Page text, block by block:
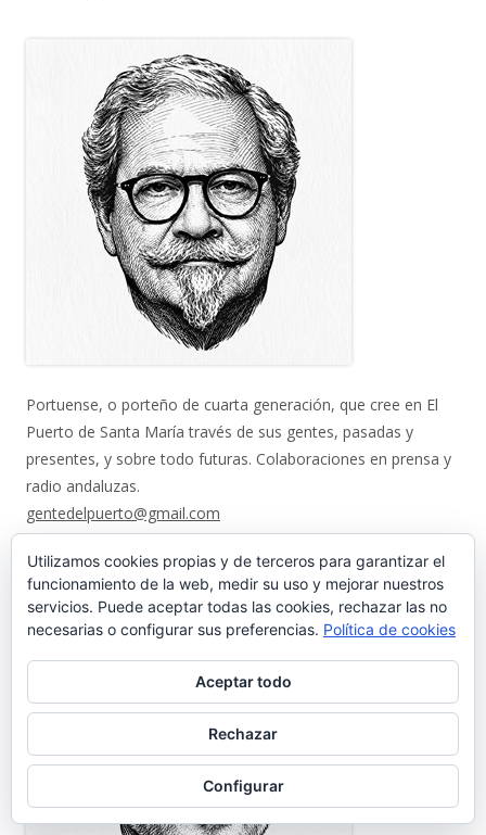
Portuense, o porteño de cuarta generación, que cree en El
Puerto de Santa María través de sus gentes, pasadas y
presentes, y sobre todo futuras. Colaboraciones en prensa y
radio andaluzas.
gentedelpuerto@gmail.com
----
Editor: José Luis Fernández Fuillerat
Utilizamos cookies propias y de terceros para garantizar el
funcionamiento de la web, medir su uso y mejorar nuestros
servicios. Puede aceptar todas las cookies, rechazar las no
necesarias o configurar sus preferencias. Política de cookies
Aceptar todo
Rechazar
Configurar